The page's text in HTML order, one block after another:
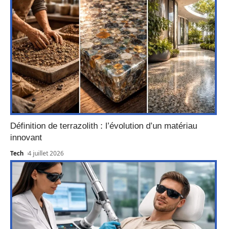
Définition de terrazolith : l’évolution d’un matériau
innovant
Tech 4 juillet 2026